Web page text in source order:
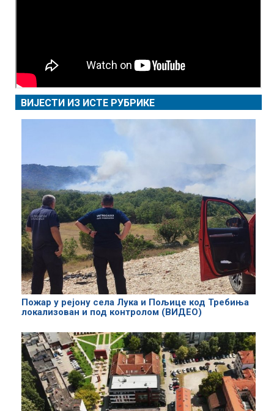
ВИЈЕСТИ ИЗ ИСТЕ РУБРИКЕ
Пожар у рејону села Лука и Пољице код Требиња
локализован и под контролом (ВИДЕО)